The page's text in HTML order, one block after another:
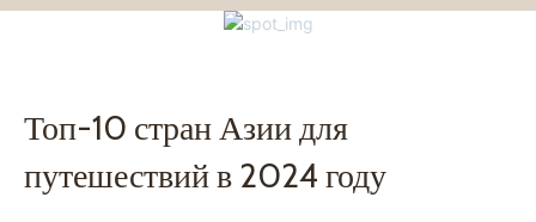
Топ-10 стран Азии для
путешествий в 2024 году